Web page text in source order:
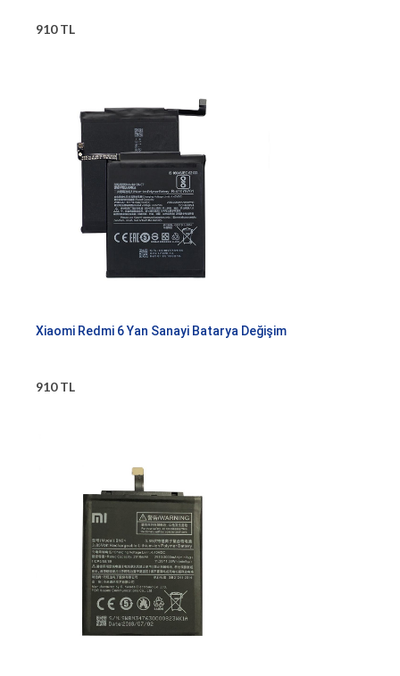
910 TL
Xiaomi Redmi 6 Yan Sanayi Batarya Değişim
910 TL